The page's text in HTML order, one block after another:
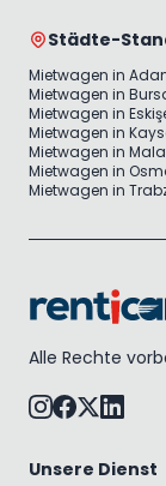
Städte-
Mietwagen in
Mietwagen in
Mietwagen in
Mietwagen in
Mietwagen in
Mietwagen in
Mietwagen in
Alle Rechte
Unsere Dienst